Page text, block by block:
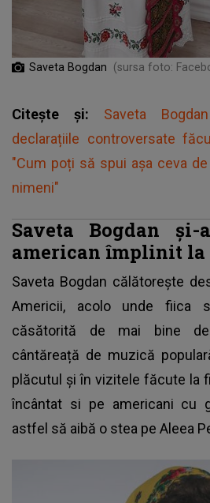
Saveta Bogdan (sursa foto:
Citește și: Saveta
declarațiile controversate
"Cum poți să spui așa ceva
nimeni"
Saveta Bogdan
american împlinit la
Saveta Bogdan călătorește
Americii, acolo unde fiica
căsătorită de mai bine
cântăreață de muzică
plăcutul și în vizitele făcute la
încântat si pe americani cu
astfel să aibă o stea pe Aleea